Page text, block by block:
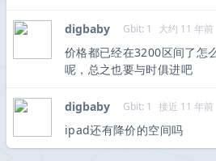
digbaby Gbit: 1 大约 11 年前
价格都已经在3200区间了怎
呢，总之也要与时俱进吧
digbaby Gbit: 1 接近 11 年前
ipad还有降价的空间吗